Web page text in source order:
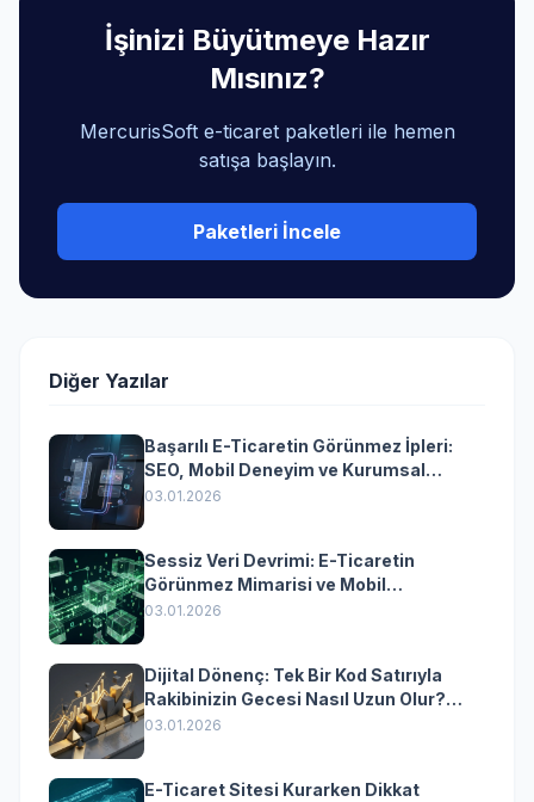
İşinizi Büyütmeye Hazır
Mısınız?
MercurisSoft e-ticaret paketleri ile hemen
satışa başlayın.
Paketleri İncele
Diğer Yazılar
Başarılı E-Ticaretin Görünmez İpleri:
SEO, Mobil Deneyim ve Kurumsal
Yazılımın Kazandıran Senkronizasyonu
03.01.2026
Sessiz Veri Devrimi: E-Ticaretin
Görünmez Mimarisi ve Mobil
Dönüşümün Kurumsal Anahtarı
03.01.2026
Dijital Dönenç: Tek Bir Kod Satırıyla
Rakibinizin Gecesi Nasıl Uzun Olur?
(Kurumsal Yazılımın Güçlü Rolü)
03.01.2026
E-Ticaret Sitesi Kurarken Dikkat